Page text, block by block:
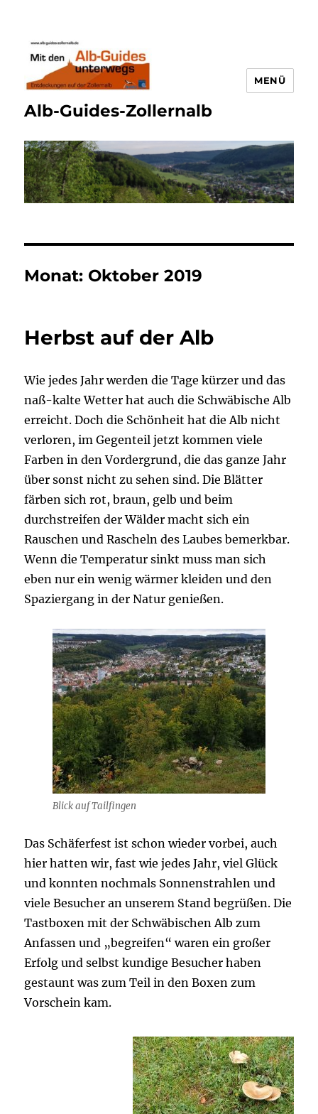
Alb-Guides-Zollernalb
MENÜ
Monat: Oktober 2019
Herbst auf der Alb
Wie jedes Jahr werden die Tage kürzer und das
naß-kalte Wetter hat auch die Schwäbische Alb
erreicht. Doch die Schönheit hat die Alb nicht
verloren, im Gegenteil jetzt kommen viele
Farben in den Vordergrund, die das ganze Jahr
über sonst nicht zu sehen sind. Die Blätter
färben sich rot, braun, gelb und beim
durchstreifen der Wälder macht sich ein
Rauschen und Rascheln des Laubes bemerkbar.
Wenn die Temperatur sinkt muss man sich
eben nur ein wenig wärmer kleiden und den
Spaziergang in der Natur genießen.
Blick auf Tailfingen
Das Schäferfest ist schon wieder vorbei, auch
hier hatten wir, fast wie jedes Jahr, viel Glück
und konnten nochmals Sonnenstrahlen und
viele Besucher an unserem Stand begrüßen. Die
Tastboxen mit der Schwäbischen Alb zum
Anfassen und „begreifen“ waren ein großer
Erfolg und selbst kundige Besucher haben
gestaunt was zum Teil in den Boxen zum
Vorschein kam.